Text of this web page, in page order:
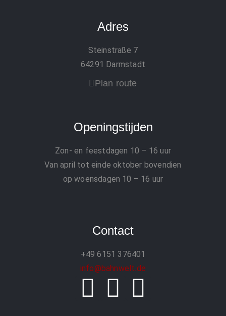
Adres
Steinstraße 7
64291 Darmstadt
Plan route
Openingstijden
Zon- en feestdagen 10 – 16 uur
Van april tot einde oktober bovendien
op woensdagen 10 – 16 uur
Contact
+49 6151 376401
info@bahnwelt.de